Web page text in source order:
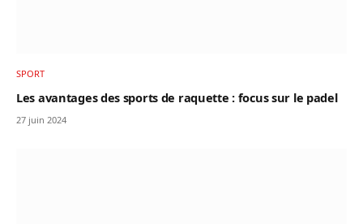
SPORT
Les avantages des sports de raquette : focus sur le padel
27 juin 2024